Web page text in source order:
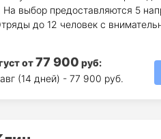
На выбор предоставляются 5
до 12 человек с
от77 900 руб:
(14 дней) - 77 900 руб.